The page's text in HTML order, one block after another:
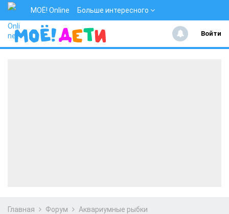
МОЁ! Online Больше интересного
Войти
Главная Форум Аквариумные рыбки